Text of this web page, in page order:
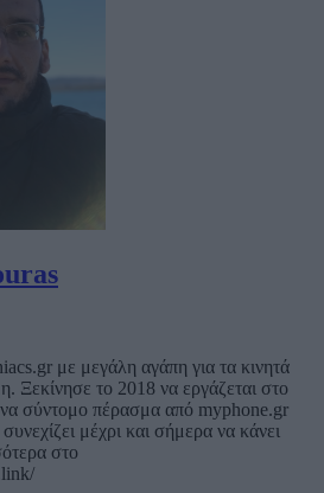
με μεγάλη αγάπη για τα κινητά
Ξεκίνησε το 2018 να εργάζεται στο
σύντομο πέρασμα από myphone.gr
μέχρι και σήμερα να κάνει
στο